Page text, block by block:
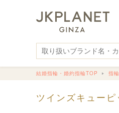
結婚指輪・婚約指輪TOP 指
ツインズキュー